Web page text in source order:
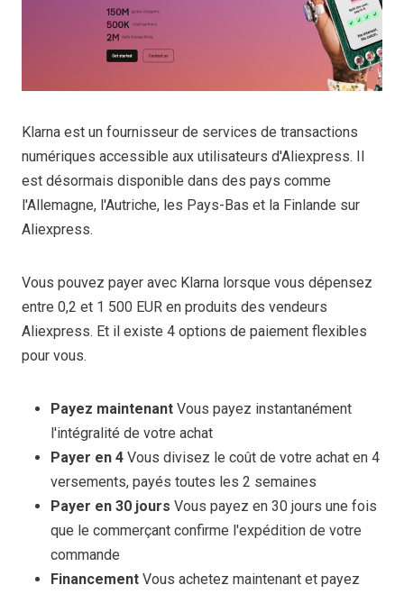
Klarna est un fournisseur de services de transactions
numériques accessible aux utilisateurs d'Aliexpress. Il
est désormais disponible dans des pays comme
l'Allemagne, l'Autriche, les Pays-Bas et la Finlande sur
Aliexpress.
Vous pouvez payer avec Klarna lorsque vous dépensez
entre 0,2 et 1 500 EUR en produits des vendeurs
Aliexpress. Et il existe 4 options de paiement flexibles
pour vous.
Payez maintenant Vous payez instantanément
l'intégralité de votre achat
Payer en 4 Vous divisez le coût de votre achat en 4
versements, payés toutes les 2 semaines
Payer en 30 jours Vous payez en 30 jours une fois
que le commerçant confirme l'expédition de votre
commande
Financement Vous achetez maintenant et payez